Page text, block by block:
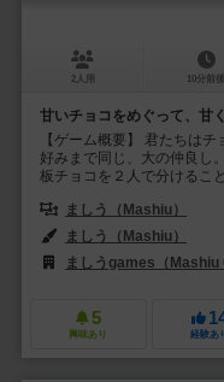
2人用 10分前後
甘いチョコをめぐって、甘
【ゲーム概要】 君たちは
好みまで同じ、大の仲良し
板チョコを２人で分けるこ
ましう（Mashiu）
ましう（Mashiu）
ましうgames（Mashiu
5
興味あり 経験あ